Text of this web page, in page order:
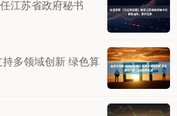
江苏省政府秘书
多领域创新 绿色算